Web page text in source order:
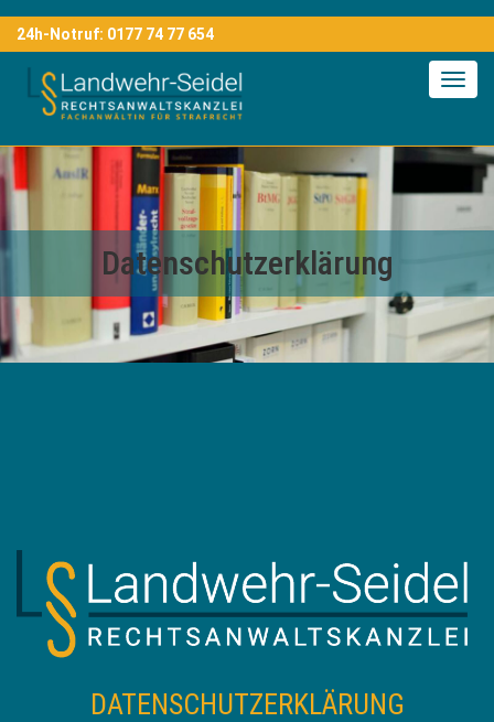
24h-Notruf: 0177 74 77 654
Datenschutzerklärung
DATENSCHUTZERKLÄRUNG